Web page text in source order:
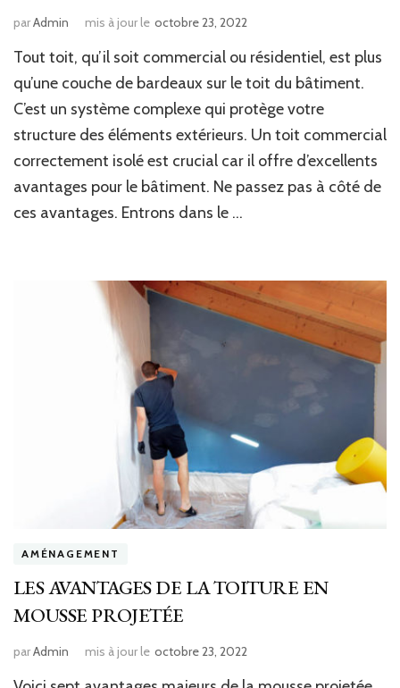
parAdmin mis à jour le octobre 23, 2022
Tout toit, qu’il soit commercial ou résidentiel, est plus
qu’une couche de bardeaux sur le toit du bâtiment.
C’est un système complexe qui protège votre
structure des éléments extérieurs. Un toit commercial
correctement isolé est crucial car il offre d’excellents
avantages pour le bâtiment. Ne passez pas à côté de
ces avantages. Entrons dans le …
AMÉNAGEMENT
LES AVANTAGES DE LA TOITURE EN
MOUSSE PROJETÉE
parAdmin mis à jour le octobre 23, 2022